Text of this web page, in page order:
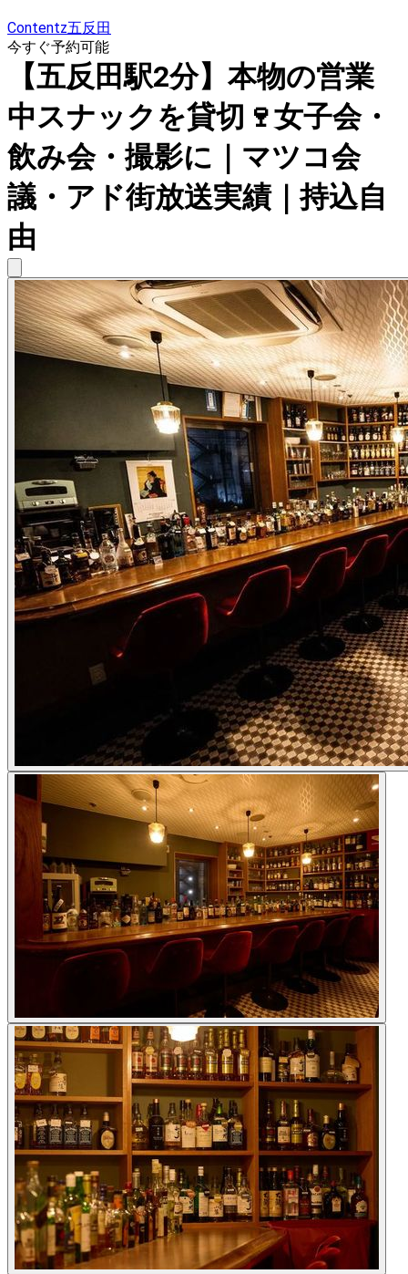
Contentz五反田
今すぐ予約可能
【五反田駅2分】本物の営業
中スナックを貸切🍷女子会・
飲み会・撮影に｜マツコ会
議・アド街放送実績｜持込自
由